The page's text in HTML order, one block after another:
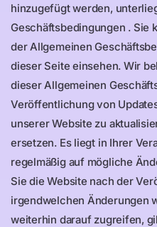
hinzugefügt werden,
Geschäftsbedingungen . Sie
der Allgemeinen
dieser Seite einsehen. Wir
dieser Allgemeinen
Veröffentlichung von
unserer Website zu
ersetzen. Es liegt in Ihrer
regelmäßig auf mögliche
Sie die Website nach der
irgendwelchen Änderungen
weiterhin darauf zugreifen,